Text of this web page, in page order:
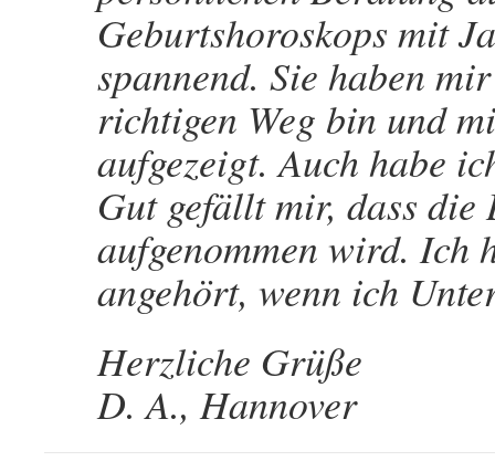
Geburtshoroskops mit
spannend. Sie haben
richtigen Weg bin und
aufgezeigt. Auch habe
Gut gefällt mir, dass
aufgenommen wird. Ich
angehört, wenn ich
Herzliche Grüße
D. A., Hannover